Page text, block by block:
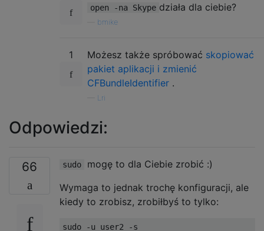
open -na Skype działa dla ciebie?
bmike
1 Możesz także spróbować skopiować
pakiet aplikacji i zmienić
CFBundleIdentifier .
Lri
Odpowiedzi:
66 sudo
mogę to dla Ciebie zrobić :)
Wymaga to jednak trochę konfiguracji, ale
kiedy to zrobisz, zrobiłbyś to tylko: